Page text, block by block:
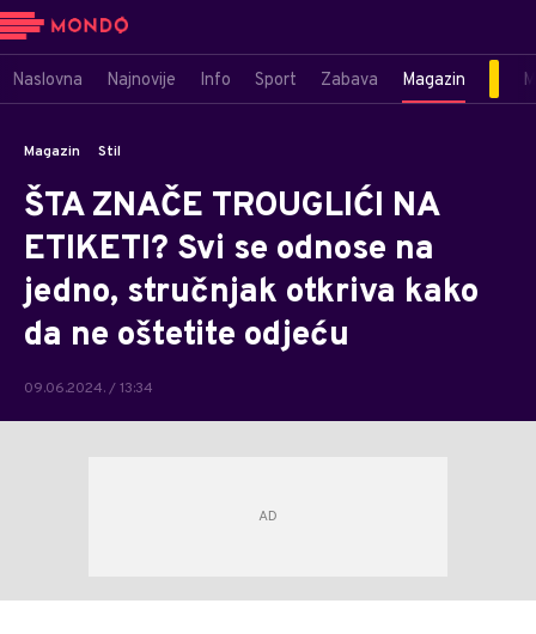
Naslovna Najnovije Info Sport Zabava Magazin
Magazin Stil
ŠTA ZNAČE TROUGLIĆI NA
ETIKETI? Svi se odnose na
jedno, stručnjak otkriva kako
da ne oštetite odjeću
09.06.2024. / 13:34